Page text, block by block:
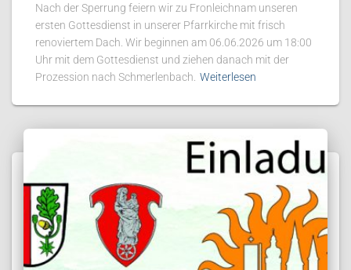
Nach der Sperrung feiern wir zu Fronleichnam unseren
ersten Gottesdienst in unserer Pfarrkirche mit frisch
renoviertem Dach. Wir beginnen am 06.06.2026 um 18:00
Uhr mit dem Gottesdienst und ziehen danach mit der
Prozession nach Schmerlenbach. Weiterlesen